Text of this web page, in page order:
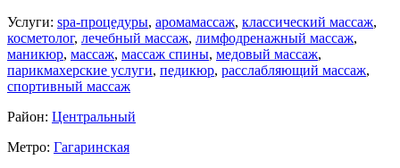
Услуги: spa-процедуры, аромамассаж, классический массаж,
косметолог, лечебный массаж, лимфодренажный массаж,
маникюр, массаж, массаж спины, медовый массаж,
парикмахерские услуги, педикюр, расслабляющий массаж,
спортивный массаж
Район: Центральный
Метро: Гагаринская